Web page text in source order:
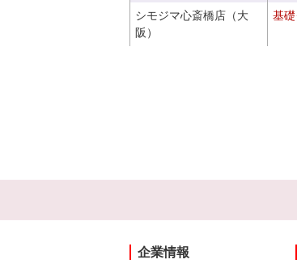
シモジマ心斎橋店（大
阪）
基
企業情報